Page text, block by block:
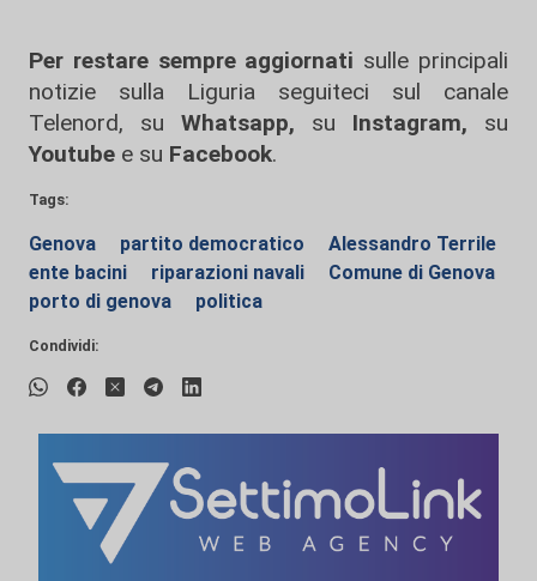
Per restare sempre aggiornati sulle principali
notizie sulla Liguria seguiteci sul canale
Telenord, su
Whatsapp, su Instagram, su
Youtube e su Facebook.
Tags:
Genova partito democratico
Alessandro Terrile
ente bacini
riparazioni navali
Comune di Genova
porto di genova
politica
Condividi: